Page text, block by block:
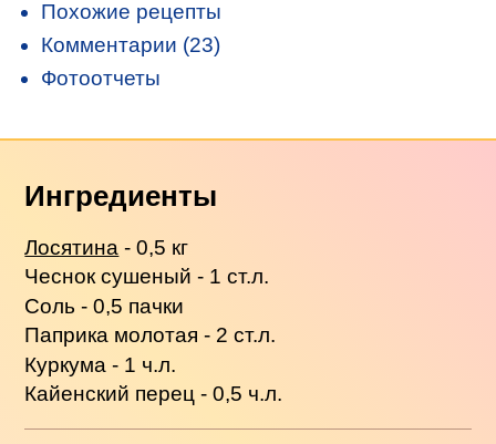
Похожие рецепты
Комментарии (23)
Фотоотчеты
Ингредиенты
Лосятина - 0,5 кг
Чеснок сушеный - 1 ст.л.
Соль - 0,5 пачки
Паприка молотая - 2 ст.л.
Куркума - 1 ч.л.
Кайенский перец - 0,5 ч.л.